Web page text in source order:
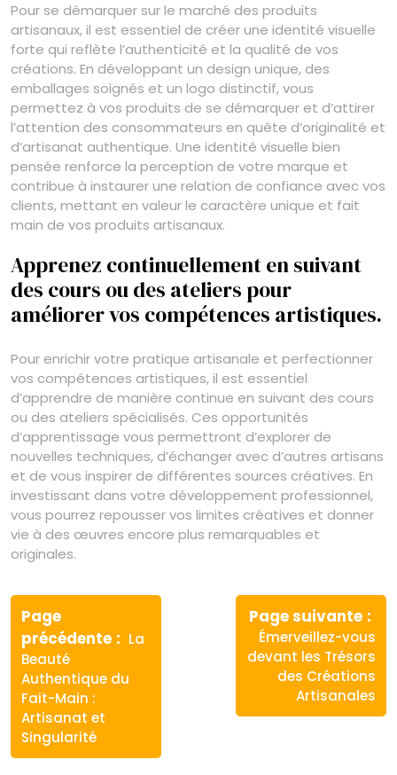
Pour se démarquer sur le marché des produits
artisanaux, il est essentiel de créer une identité visuelle
forte qui reflète l’authenticité et la qualité de vos
créations. En développant un design unique, des
emballages soignés et un logo distinctif, vous
permettez à vos produits de se démarquer et d’attirer
l’attention des consommateurs en quête d’originalité et
d’artisanat authentique. Une identité visuelle bien
pensée renforce la perception de votre marque et
contribue à instaurer une relation de confiance avec vos
clients, mettant en valeur le caractère unique et fait
main de vos produits artisanaux.
Apprenez continuellement en suivant
des cours ou des ateliers pour
améliorer vos compétences artistiques.
Pour enrichir votre pratique artisanale et perfectionner
vos compétences artistiques, il est essentiel
d’apprendre de manière continue en suivant des cours
ou des ateliers spécialisés. Ces opportunités
d’apprentissage vous permettront d’explorer de
nouvelles techniques, d’échanger avec d’autres artisans
et de vous inspirer de différentes sources créatives. En
investissant dans votre développement professionnel,
vous pourrez repousser vos limites créatives et donner
vie à des œuvres encore plus remarquables et
originales.
Navigation
de
l’article
Page
précédente
Article
:
La
Beauté
Authentique du
Fait-Main :
Artisanat et
Singularité
Page suivante
Article
suivant
Émerveillez-vous
devant les Trésors
des Créations
Artisanales